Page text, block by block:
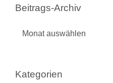
Beitrags-Archiv
Kategorien